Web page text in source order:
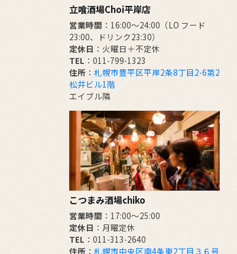
立喰酒場Choi平岸店
営業時間 ：16:00～24:00（LO フード
23:00、ドリンク23:30）
定休日 ：火曜日＋不定休
TEL ：011-799-1323
住所 ： 札幌市豊平区平岸2条8丁目2-6第2
松井ビル1階
エイブル隣
こつまみ酒場chiko
営業時間 ：17:00～25:00
定休日 ：月曜定休
TEL ：011-313-2640
住所 ： 札幌市中央区南4条東2丁目３６号